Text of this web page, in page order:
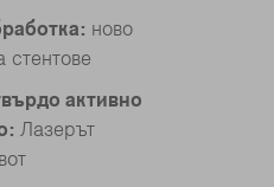
ново
стентове
активно
Лазерът